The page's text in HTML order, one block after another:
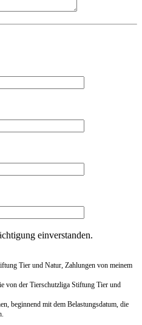
einverstanden.
Tier und Natur, Zahlungen von meinem
von der Tierschutzliga Stiftung Tier und
beginnend mit dem Belastungsdatum, die